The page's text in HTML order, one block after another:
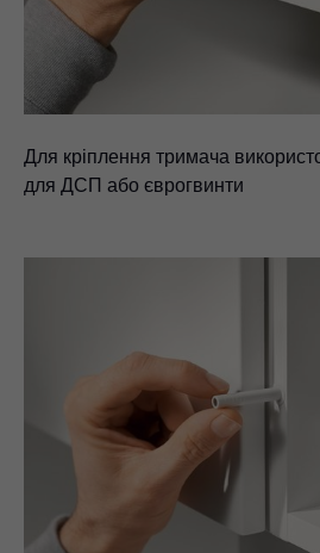
Для кріплення тримача
для ДСП або єврогвинти